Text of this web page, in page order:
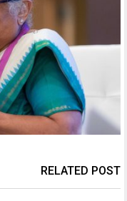
RELATED POST